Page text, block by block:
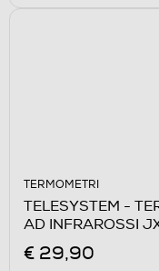
TERMOMETRI
TELESYSTEM -
AD INFRAROSSI
€ 29,90